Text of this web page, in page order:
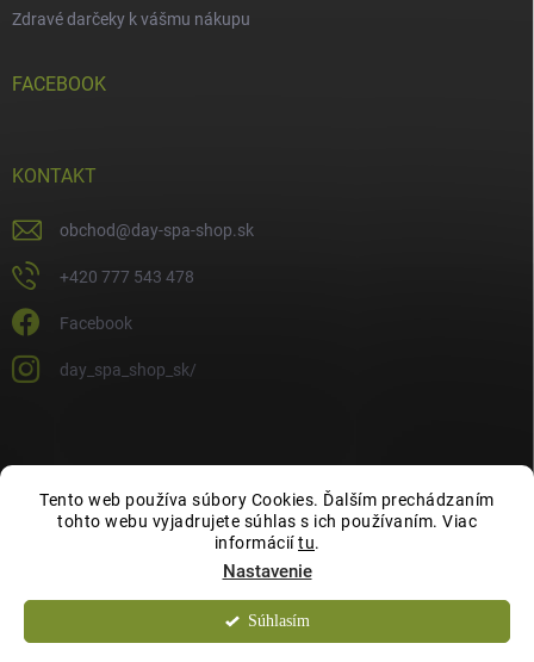
Tento web používa súbory Cookies. Ďalším prechádzaním
tohto webu vyjadrujete súhlas s ich používaním. Viac
informáciítu.
Nastavenie
Súhlasím
Zdravé darčeky k vášmu nákupu
FACEBOOK
KONTAKT
obchod@day-spa-shop.sk
+420 777 543 478
Facebook
day_spa_shop_sk/
Copyright 2026Day Spa Shop. Všetky práva vyhradené.